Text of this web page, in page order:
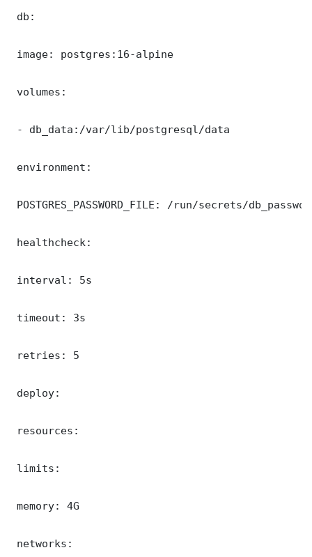
db:
image: postgres:16-alpine
volumes:
- db_data:/var/lib/postgresql/data
environment:
POSTGRES_PASSWORD_FILE: /run/secrets/
healthcheck:
interval: 5s
timeout: 3s
retries: 5
deploy:
resources:
limits:
memory: 4G
networks: